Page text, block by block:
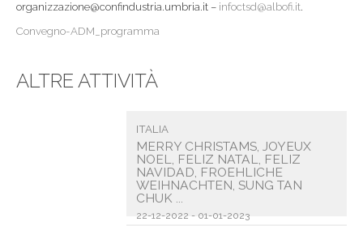
organizzazione@confindustria.umbria.it – infoctsd@albofi.it.
Convegno-ADM_programma
ALTRE ATTIVITÀ
ITALIA
MERRY CHRISTAMS, JOYEUX
NOEL, FELIZ NATAL, FELIZ
NAVIDAD, FROEHLICHE
WEIHNACHTEN, SUNG TAN
CHUK ...
22-12-2022 - 01-01-2023